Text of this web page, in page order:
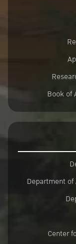
Book of
Department
Center